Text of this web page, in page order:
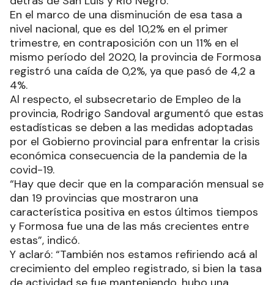
En el marco de una disminución de esa tasa a
nivel nacional, que es del 10,2% en el primer
trimestre, en contraposición con un 11% en el
mismo período del 2020, la provincia de Formosa
registró una caída de 0,2%, ya que pasó de 4,2 a
4%.
Al respecto, el subsecretario de Empleo de la
provincia, Rodrigo Sandoval argumentó que estas
estadísticas se deben a las medidas adoptadas
por el Gobierno provincial para enfrentar la crisis
económica consecuencia de la pandemia de la
covid-19.
“Hay que decir que en la comparación mensual se
dan 19 provincias que mostraron una
característica positiva en estos últimos tiempos
y Formosa fue una de las más crecientes entre
estas”, indicó.
Y aclaró: “También nos estamos refiriendo acá al
crecimiento del empleo registrado, si bien la tasa